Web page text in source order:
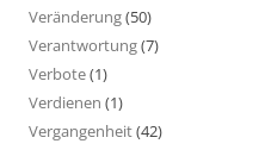
Veränderung(50)
Verantwortung(7)
Verbote(1)
Verdienen (1)
Vergangenheit(42)